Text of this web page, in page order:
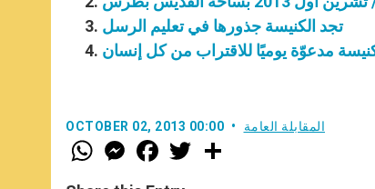
تجد الكنيسة جذورها في تعليم الرسل
OCTOBER 02, 2013 00:00 المقابلة العامة
W
h
M
e
F
a w